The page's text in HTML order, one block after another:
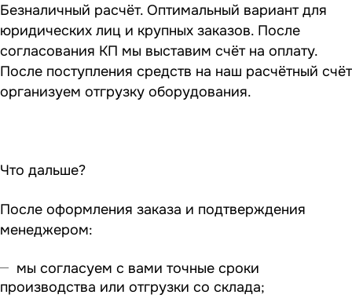
Безналичный расчёт. Оптимальный вариант для
юридических лиц и крупных заказов. После
согласования КП мы выставим счёт на оплату.
После поступления средств на наш расчётный счёт
организуем отгрузку оборудования.
Что дальше?
После оформления заказа и подтверждения
менеджером:
мы согласуем с вами точные сроки
производства или отгрузки со склада;